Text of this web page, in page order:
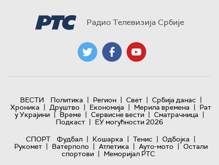
Радио Телевизија Србије
ВЕСТИ Политика | Регион | Свет | Србија данас |
Хроника | Друштво | Економија | Мерила времена | Рат
у Украјини | Време | Сервисне вести | Сматрачница |
Подкаст | ЕУ могућности 2026
СПОРТ
Фудбал | Кошарка | Тенис | Одбојка |
Рукомет | Ватерполо | Атлетика | Ауто-мото | Остали
спортови | Меморијал РТС